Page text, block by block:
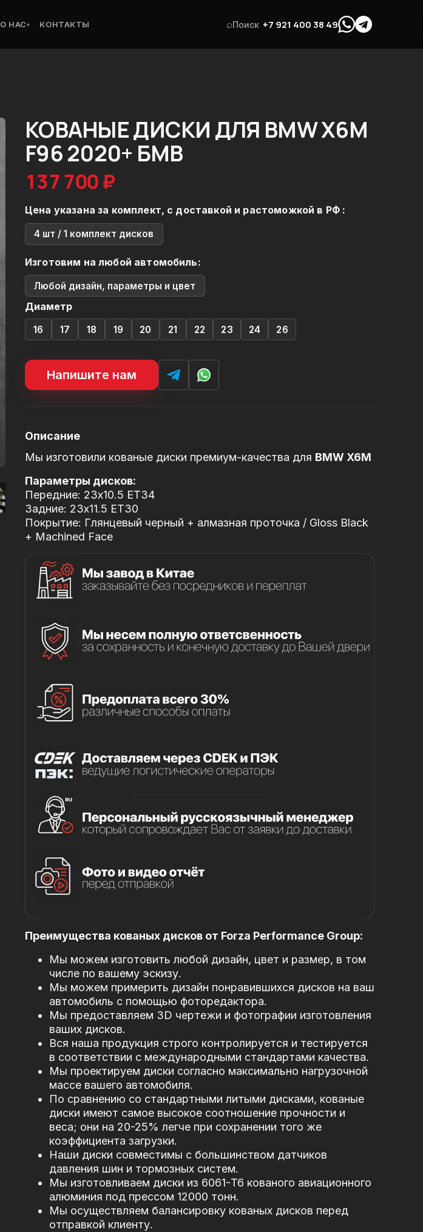
О НАС▾ КОНТАКТЫ ⌕Поиск +7 921 400 38 49
КОВАНЫЕ ДИСКИ ДЛЯ BMW X6M
F96 2020+ БМВ
137 700 ₽
Цена указана за комплект, с доставкой и растоможкой в РФ :
4 шт / 1 комплект дисков
Изготовим на любой автомобиль:
Любой дизайн, параметры и цвет
Диаметр
16 17 18 19 20 21 22 23 24 26
Напишите нам
Описание
Мы изготовили кованые диски премиум-качества для BMW X6M
Параметры дисков:
Передние: 23x10.5 ET34
Задние: 23x11.5 ET30
Покрытие: Глянцевый черный + алмазная проточка / Gloss Black
+ Machined Face
Преимущества кованых дисков от Forza Performance Group:
Мы можем изготовить любой дизайн, цвет и размер, в том
числе по вашему эскизу.
Мы можем примерить дизайн понравившихся дисков на ваш
автомобиль с помощью фоторедактора.
Мы предоставляем 3D чертежи и фотографии изготовления
ваших дисков.
Вся наша продукция строго контролируется и тестируется
в соответствии с международными стандартами качества.
Мы проектируем диски согласно максимально нагрузочной
массе вашего автомобиля.
По сравнению со стандартными литыми дисками, кованые
диски имеют самое высокое соотношение прочности и
веса; они на 20-25% легче при сохранении того же
коэффициента загрузки.
Наши диски совместимы с большинством датчиков
давления шин и тормозных систем.
Мы изготовливаем диски из 6061-T6 кованого авиационного
алюминия под прессом 12000 тонн.
Мы осуществляем балансировку кованых дисков перед
отправкой клиенту.